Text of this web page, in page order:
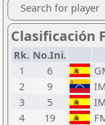
Search for player
Clasificación
Rk. No.Ini.
1
6
2
9 IM
3
5 IM
4
19